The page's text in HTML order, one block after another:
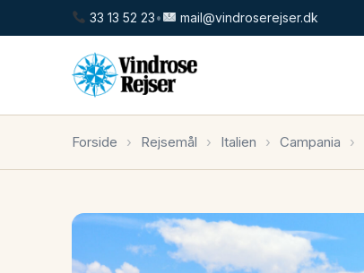
33 13 52 23• mail@vindroserejser.dk
Forside › Rejsemål › Italien › Campania ›